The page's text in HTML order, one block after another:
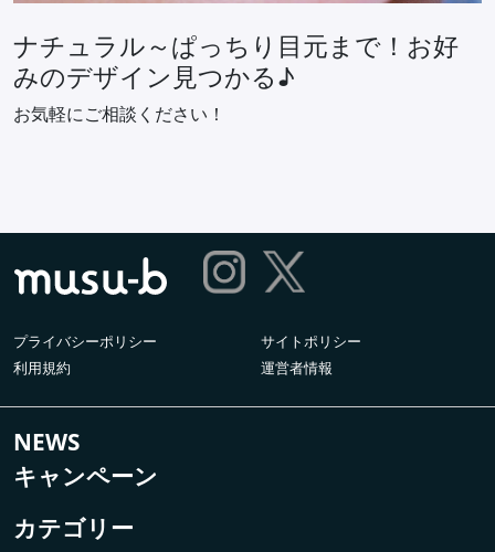
ナチュラル～ぱっちり目元まで！お好
みのデザイン見つかる♪
お気軽にご相談ください！
プライバシーポリシー
サイトポリシー
利用規約
運営者情報
NEWS
キャンペーン
カテゴリー